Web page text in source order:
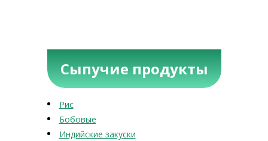
Сыпучие продукты
Рис
Бобовые
Индийские закуски